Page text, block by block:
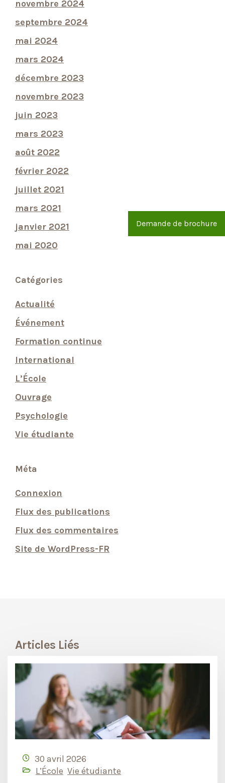
novembre 2024
septembre 2024
mai 2024
mars 2024
décembre 2023
novembre 2023
juin 2023
mars 2023
août 2022
février 2022
juillet 2021
mars 2021
janvier 2021
mai 2020
Catégories
Actualité
Événement
Formation continue
International
L’École
Ouvrage
Psychologie
Vie étudiante
Méta
Connexion
Flux des publications
Flux des commentaires
Site de WordPress-FR
Articles Liés
30 avril 2026
L’École Vie étudiante
Demande de brochure